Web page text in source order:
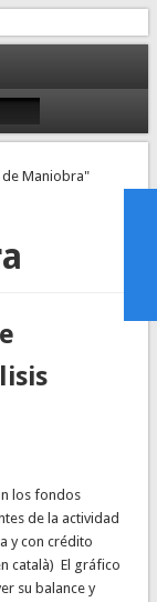
la PyME
de Maniobra"
los fondos
de la actividad
y con crédito
català) El gráfico
su balance y